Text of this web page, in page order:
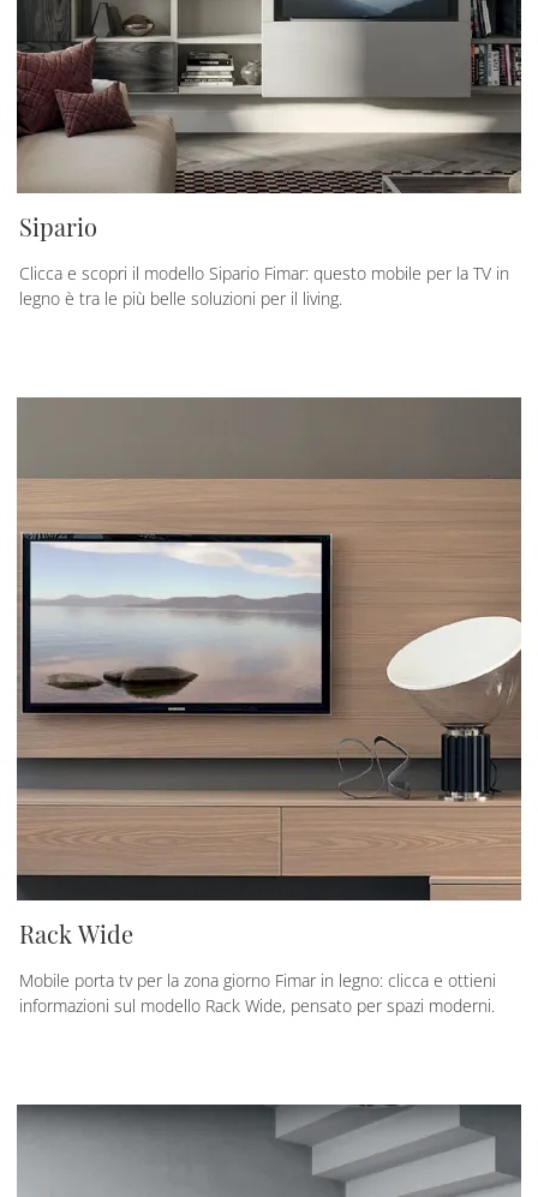
Sipario
Clicca e scopri il modello Sipario Fimar: questo mobile per la TV in
legno è tra le più belle soluzioni per il living.
Rack Wide
Mobile porta tv per la zona giorno Fimar in legno: clicca e ottieni
informazioni sul modello Rack Wide, pensato per spazi moderni.